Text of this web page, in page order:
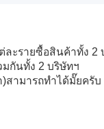
ละรายซื้อสินค้าทั้ง 2
มกันทั้ง 2 บริษัทฯ
)สามารถทำได้มั๊ยครับ